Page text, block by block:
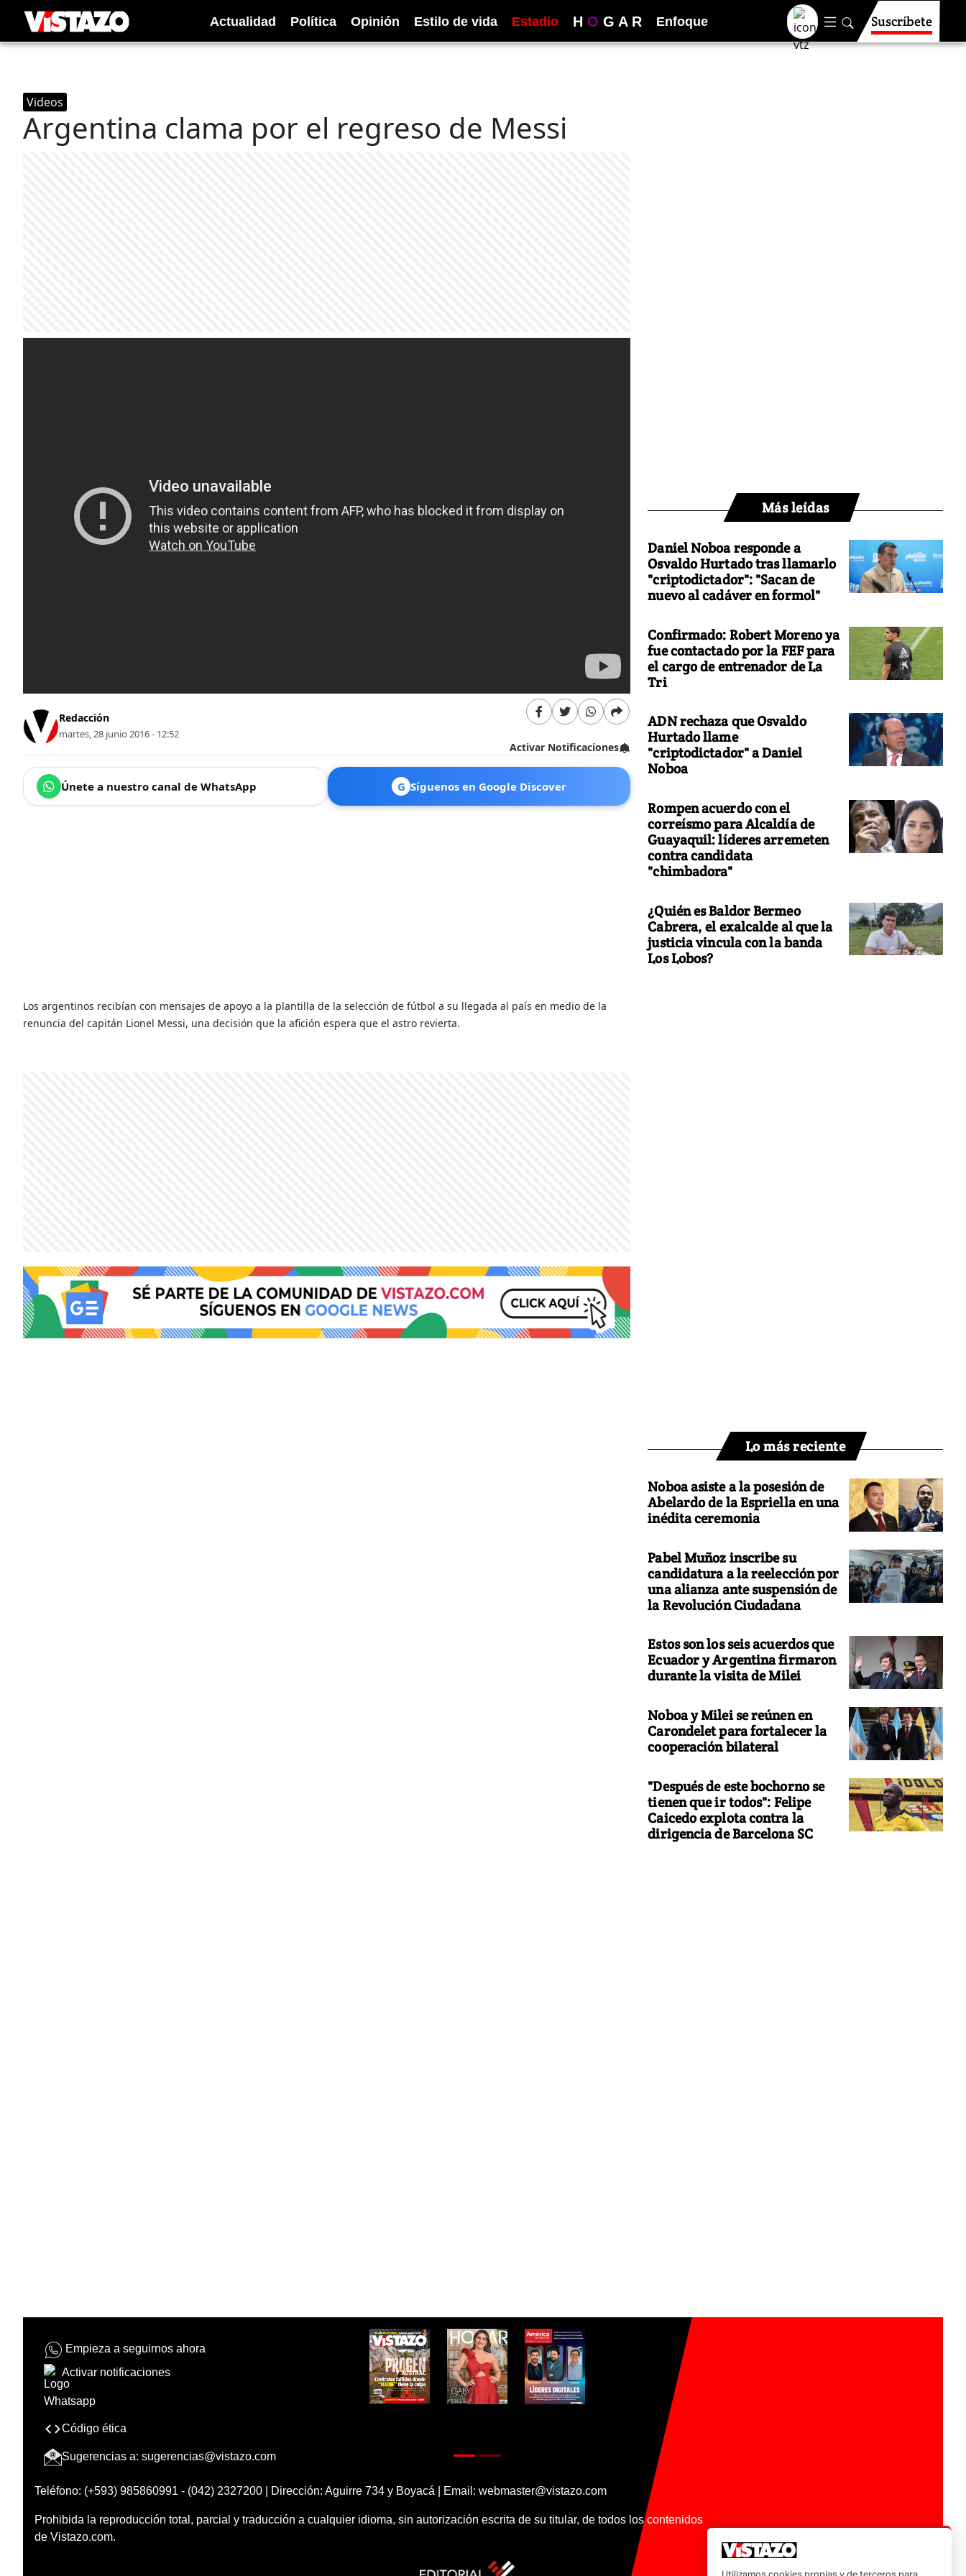
Actualidad Política Opinión Estilo de vida Estadio H O G A R Enfoque Suscríbete
Videos
Argentina clama por el regreso de Messi
Redacción
martes, 28 junio 2016 - 12:52
Activar Notificaciones
Únete a nuestro canal de WhatsApp G Síguenos en Google Discover
Los argentinos recibían con mensajes de apoyo a la plantilla de la selección de fútbol a su llegada al país en medio de la
renuncia del capitán Lionel Messi, una decisión que la afición espera que el astro revierta.
Más leídas
Daniel Noboa responde a
Osvaldo Hurtado tras llamarlo
"criptodictador": "Sacan de
nuevo al cadáver en formol"
Confirmado: Robert Moreno ya
fue contactado por la FEF para
el cargo de entrenador de La
Tri
ADN rechaza que Osvaldo
Hurtado llame
"criptodictador" a Daniel
Noboa
Rompen acuerdo con el
correísmo para Alcaldía de
Guayaquil: líderes arremeten
contra candidata
"chimbadora"
¿Quién es Baldor Bermeo
Cabrera, el exalcalde al que la
justicia vincula con la banda
Los Lobos?
Lo más reciente
Noboa asiste a la posesión de
Abelardo de la Espriella en una
inédita ceremonia
Pabel Muñoz inscribe su
candidatura a la reelección por
una alianza ante suspensión de
la Revolución Ciudadana
Estos son los seis acuerdos que
Ecuador y Argentina firmaron
durante la visita de Milei
Noboa y Milei se reúnen en
Carondelet para fortalecer la
cooperación bilateral
"Después de este bochorno se
tienen que ir todos": Felipe
Caicedo explota contra la
dirigencia de Barcelona SC
Empieza a seguirnos ahora
Activar notificaciones
Código ética
Sugerencias a: sugerencias@vistazo.com
Teléfono: (+593) 985860991 - (042) 2327200 | Dirección: Aguirre 734 y Boyacá | Email: webmaster@vistazo.com
Prohibida la reproducción total, parcial y traducción a cualquier idioma, sin autorización escrita de su titular, de todos los contenidos
de Vistazo.com.